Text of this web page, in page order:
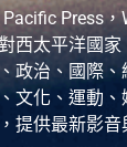
Press
西太平洋國家
政治、國際
文化、運動
提供最新影音